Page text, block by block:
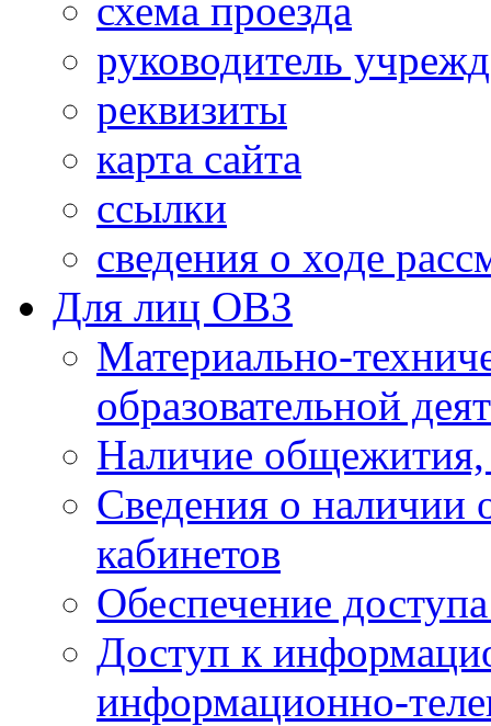
схема проезда
руководитель
реквизиты
карта сайта
ссылки
сведения о ходе
Для лиц ОВЗ
Материально-
образовательной
Наличие общежития,
Сведения о наличии
кабинетов
Обеспечение
Доступ к
информационно-